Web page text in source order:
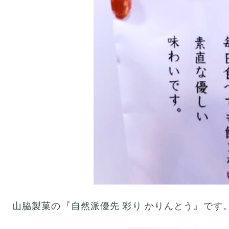
山脇製菓の『自然派優先 彩り かりんとう』です